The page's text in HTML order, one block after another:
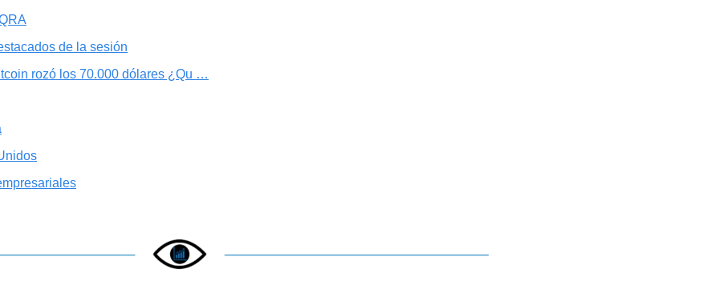
de la sesión
rozó los 70.000 dólares ¿Qu …